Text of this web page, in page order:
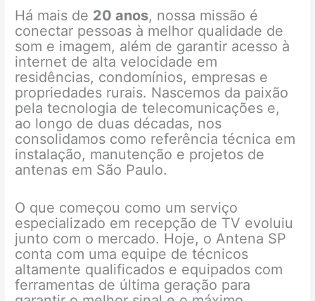
Há mais de 20 anos, nossa missão é
conectar pessoas à melhor qualidade de
som e imagem, além de garantir acesso à
internet de alta velocidade em
residências, condomínios, empresas e
propriedades rurais. Nascemos da paixão
pela tecnologia de telecomunicações e,
ao longo de duas décadas, nos
consolidamos como referência técnica em
instalação, manutenção e projetos de
antenas em São Paulo.
O que começou como um serviço
especializado em recepção de TV evoluiu
junto com o mercado. Hoje, o Antena SP
conta com uma equipe de técnicos
altamente qualificados e equipados com
ferramentas de última geração para